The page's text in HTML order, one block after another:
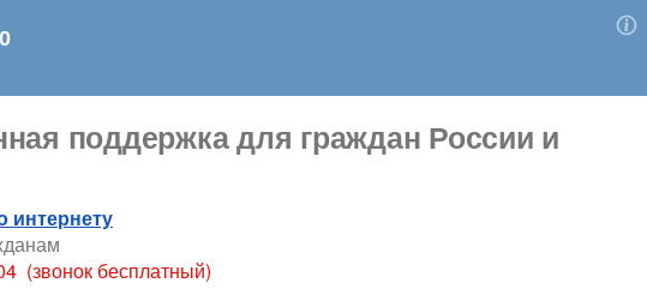
поддержка для граждан России и
интернету
(звонок бесплатный)